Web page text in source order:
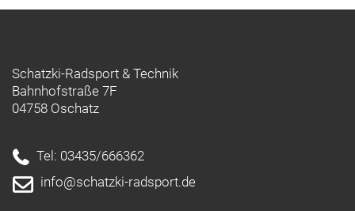
Schatzki-Radsport & Technik
Bahnhofstraße 7F
04758 Oschatz
Tel: 03435/666362
info@schatzki-radsport.de